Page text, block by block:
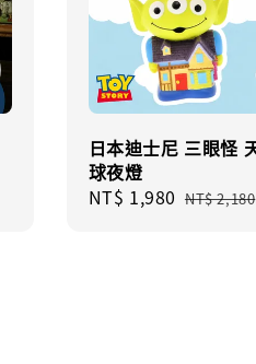
日本迪士尼 三眼怪
球夜燈
Sale
NT$ 1,980 Regular
NT$ 2,180